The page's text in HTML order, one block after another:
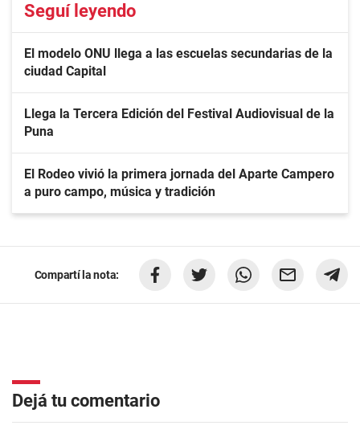
Seguí leyendo
El modelo ONU llega a las escuelas secundarias de la
ciudad Capital
Llega la Tercera Edición del Festival Audiovisual de la
Puna
El Rodeo vivió la primera jornada del Aparte Campero
a puro campo, música y tradición
Compartí la nota:
Dejá tu comentario